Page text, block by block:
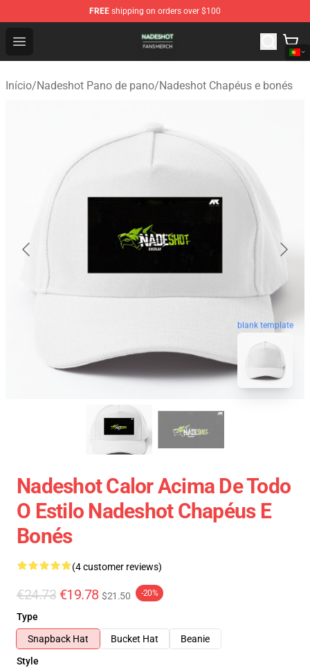
FREE shipping on orders over $100
Open menu
Nadeshot Shop - Official Nadeshot Merchandise Store
Início/Nadeshot Pano de pano/Nadeshot Chapéus e bonés
blank template
Nadeshot Calor Acima De Todo
O Estilo Nadeshot Chapéus E
Bonés
(4 customer reviews)
€24.73 €19.78 $21.50 -20%
Type
Snapback Hat
Bucket Hat
Beanie
Style